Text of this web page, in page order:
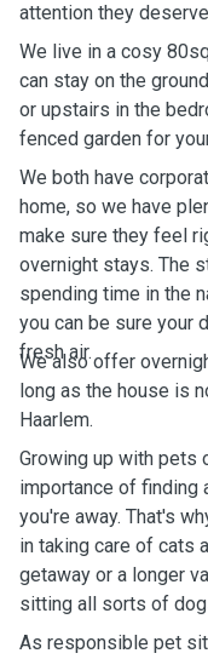
attention they
We live in a cosy
can stay on the
or upstairs in the
fenced garden for
We both have
home, so we have
make sure they feel
overnight stays. The
spending time in the
you can be sure your
fresh air.
We also offer
long as the house is
Haarlem.
Growing up with pets
importance of finding
you're away. That's
in taking care of cats
getaway or a longer
sitting all sorts of
As responsible pet